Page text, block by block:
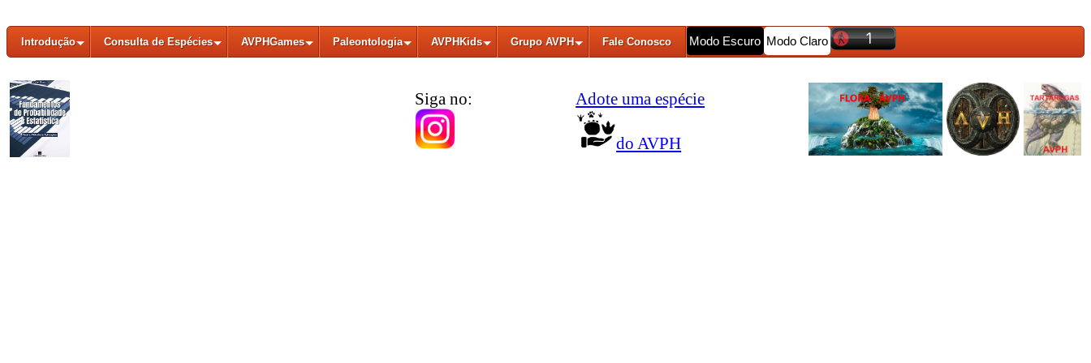
Introdução Consulta de Espécies AVPHGames Paleontologia AVPHKids Grupo AVPH Fale Conosco Modo Escuro Modo Claro
Siga no: Adote uma espécie
do AVPH